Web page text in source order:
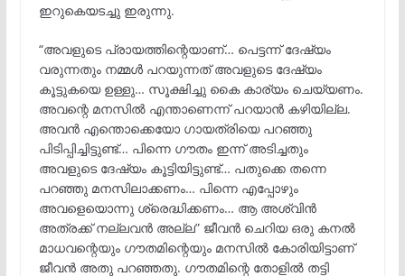
ഇറുകെയടച്ചു ഇരുന്നു.
“അവളുടെ പ്രായത്തിന്റെയാണ്… പെട്ടന്ന് ദേഷ്യം
വരുന്നതും നമ്മൾ പറയുന്നത് അവളുടെ ദേഷ്യം
കൂട്ടുകയെ ഉള്ളു… സൂക്ഷിച്ചു കൈ കാര്യം ചെയ്യണം.
അവന്റെ മനസിൽ എന്താണെന്ന് പറയാൻ കഴിയില്ല.
അവൻ എന്തൊക്കെയോ ഗായത്രിയെ പറഞ്ഞു
പിടിപ്പിച്ചിട്ടുണ്ട്… പിന്നെ ഗൗതം ഇന്ന് അടിച്ചതും
അവളുടെ ദേഷ്യം കൂട്ടിയിട്ടുണ്ട്… പതുക്കെ തന്നെ
പറഞ്ഞു മനസിലാക്കണം… പിന്നെ എപ്പോഴും
അവളെയൊന്നു ശ്രെദ്ധിക്കണം… ആ അശ്വിൻ
അത്രക്ക് നല്ലവൻ അല്ല” ജീവൻ ചെറിയ ഒരു കനൽ
മാധവന്റെയും ഗൗതമിന്റെയും മനസിൽ കോരിയിട്ടാണ്
ജീവൻ അതു പറഞ്ഞതു. ഗൗതമിന്റെ തോളിൽ തട്ടി